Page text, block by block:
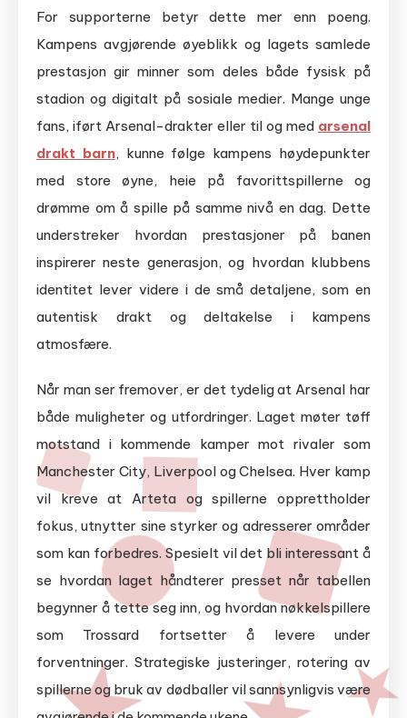
For supporterne betyr dette mer enn poeng.
Kampens avgjørende øyeblikk og lagets samlede
prestasjon gir minner som deles både fysisk på
stadion og digitalt på sosiale medier. Mange unge
fans, iført Arsenal-drakter eller til og med arsenal
drakt barn, kunne følge kampens høydepunkter
med store øyne, heie på favorittspillerne og
drømme om å spille på samme nivå en dag. Dette
understreker hvordan prestasjoner på banen
inspirerer neste generasjon, og hvordan klubbens
identitet lever videre i de små detaljene, som en
autentisk drakt og deltakelse i kampens
atmosfære.
Når man ser fremover, er det tydelig at Arsenal har
både muligheter og utfordringer. Laget møter tøff
motstand i kommende kamper mot rivaler som
Manchester City, Liverpool og Chelsea. Hver kamp
vil kreve at Arteta og spillerne opprettholder
fokus, utnytter sine styrker og adresserer områder
som kan forbedres. Spesielt vil det bli interessant å
se hvordan laget håndterer presset når tabellen
begynner å tette seg inn, og hvordan nøkkelspillere
som Trossard fortsetter å levere under
forventninger. Strategiske justeringer, rotering av
spillerne og bruk av dødballer vil sannsynligvis være